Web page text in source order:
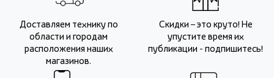
Доставляем технику по
области и городам
расположения наших
магазинов.
Скидки – это круто! Не
упустите время их
публикации - подпишитесь!